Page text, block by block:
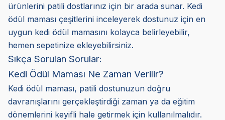
ürünlerini patili dostlarınız için bir arada sunar. Kedi
ödül maması çeşitlerini inceleyerek dostunuz için en
uygun kedi ödül mamasını kolayca belirleyebilir,
hemen sepetinize ekleyebilirsiniz.
Sıkça Sorulan Sorular:
Kedi Ödül Maması Ne Zaman Verilir?
Kedi ödül maması, patili dostunuzun doğru
davranışlarını gerçekleştirdiği zaman ya da eğitim
dönemlerini keyifli hale getirmek için kullanılmalıdır.